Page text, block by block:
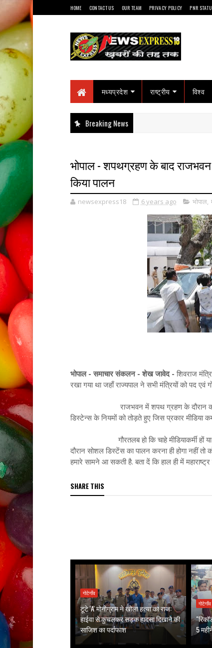
HOME CONTACT US OUR TEAM PRIVACY POLICY PNR
मध्यप्रदेश राष्ट्रीय विश्व
Breaking News
भोपाल - शपथग्रहण के बाद राजभवन
किया पालन
newsexpress18 6 years ago भोपाल,
भोपाल - समाचार संकलन - शेख जावेद - शिवराज
रखा गया था जहाँ राज्यपाल ने सभी मंत्रियों को पद एवं
राजभवन में शपथ ग्रहण के दौरान कोरोना
डिस्टेन्स के नियमों को तोड़ते हुए जिस प्रकार मीडिया
गौरतलब हो कि चाहे मीडियाकर्मी हों या कोई
दौरान सोशल डिस्टेंस का पालन करना ही होगा नहीं
हमारे सामने आ सकती है. बता दें कि हाल ही में
SHARE THIS
गोटेगाँव
टूटे 'A' मोनोग्राम ने खोला हत्या का राज:
हाईवा से कुचलकर सड़क हादसा दिखाने की
साजिश का पर्दाफाश
गोटेगाँव
5